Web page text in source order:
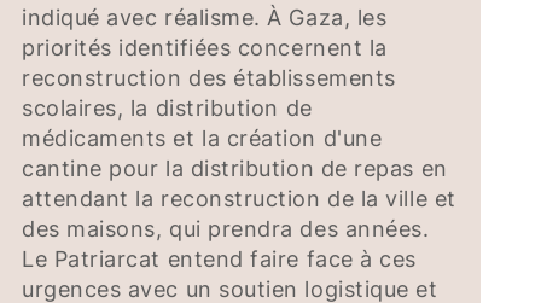
indiqué avec réalisme. À Gaza, les
priorités identifiées concernent la
reconstruction des établissements
scolaires, la distribution de
médicaments et la création d'une
cantine pour la distribution de repas en
attendant la reconstruction de la ville et
des maisons, qui prendra des années.
Le Patriarcat entend faire face à ces
urgences avec un soutien logistique et